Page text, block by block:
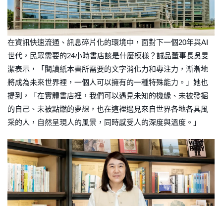
在資訊快速流通、訊息碎片化的環境中，面對下一個20年與AI
世代，民眾需要的24小時書店該是什麼模樣？誠品董事長吳旻
潔表示，「閱讀紙本書所需要的文字消化力和專注力，漸漸地
將成為未來世界裡，一個人可以擁有的一種特殊能力。」她也
提到，「在實體書店裡，我們可以遇見未知的機緣、未被發掘
的自己、未被點燃的夢想，也在這裡遇見來自世界各地各具風
采的人，自然呈現人的風景，同時感受人的深度與溫度。」